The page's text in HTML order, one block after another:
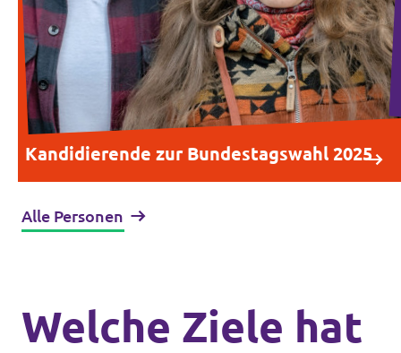
Kandidierende zur Bundestagswahl 2025
Alle Personen
Welche Ziele hat